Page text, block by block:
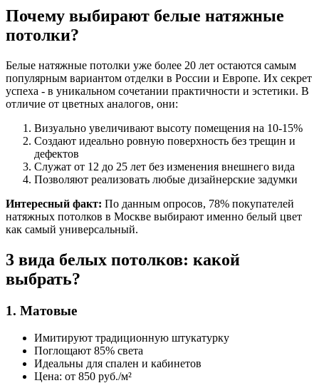
Почему выбирают белые натяжные
потолки?
Белые натяжные потолки уже более 20 лет остаются самым
популярным вариантом отделки в России и Европе. Их секрет
успеха - в уникальном сочетании практичности и эстетики. В
отличие от цветных аналогов, они:
Визуально увеличивают высоту помещения на 10-15%
Создают идеально ровную поверхность без трещин и
дефектов
Служат от 12 до 25 лет без изменения внешнего вида
Позволяют реализовать любые дизайнерские задумки
Интересный факт: По данным опросов, 78% покупателей
натяжных потолков в Москве выбирают именно белый цвет
как самый универсальный.
3 вида белых потолков: какой
выбрать?
1. Матовые
Имитируют традиционную штукатурку
Поглощают 85% света
Идеальны для спален и кабинетов
Цена: от 850 руб./м²